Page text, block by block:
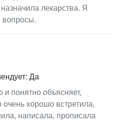
лекарства. Я
вопросы.
Да
и понятно объясняет,
хорошо встретила,
написала, прописала